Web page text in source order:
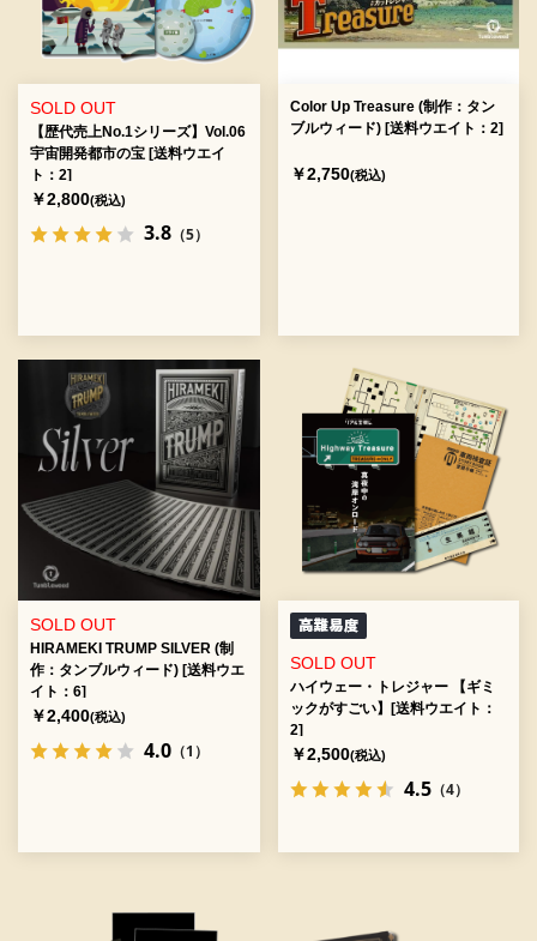
SOLD OUT
【歴代売上No.1シリーズ】Vol.06
宇宙開発都市の宝 [送料ウエイ
ト：2]
￥2,800(税込)
3.8 （5）
Color Up Treasure (制作：タン
ブルウィード) [送料ウエイト：2]
￥2,750(税込)
SOLD OUT
HIRAMEKI TRUMP SILVER (制
作：タンブルウィード) [送料ウエ
イト：6]
￥2,400(税込)
4.0 （1）
SOLD OUT
ハイウェー・トレジャー 【ギミ
ックがすごい】[送料ウエイト：
2]
￥2,500(税込)
4.5（4）